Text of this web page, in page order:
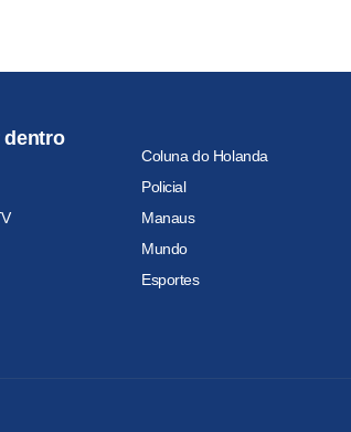
dentro
Coluna do Holanda
Policial
Manaus
Mundo
Esportes